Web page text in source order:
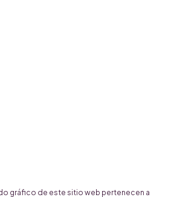
gráfico de este sitio web pertenecen a